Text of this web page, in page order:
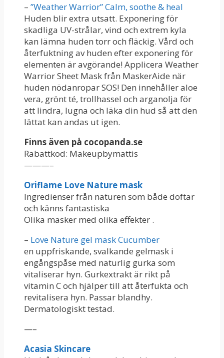
– ”Weather Warrior” Calm, soothe & heal
Huden blir extra utsatt. Exponering för
skadliga UV-strålar, vind och extrem kyla
kan lämna huden torr och fläckig. Vård och
återfuktning av huden efter exponering för
elementen är avgörande! Applicera Weather
Warrior Sheet Mask från MaskerAide när
huden nödanropar SOS! Den innehåller aloe
vera, grönt té, trollhassel och arganolja för
att lindra, lugna och läka din hud så att den
lättat kan andas ut igen.
Finns även på cocopanda.se
Rabattkod: Makeupbymattis
———–
Oriflame Love Nature mask
Ingredienser från naturen som både doftar
och känns fantastiska
Olika masker med olika effekter .
– Love Nature gel mask Cucumber
en uppfriskande, svalkande gelmask i
engångspåse med naturlig gurka som
vitaliserar hyn. Gurkextrakt är rikt på
vitamin C och hjälper till att återfukta och
revitalisera hyn. Passar blandhy.
Dermatologiskt testad.
—–
Acasia Skincare